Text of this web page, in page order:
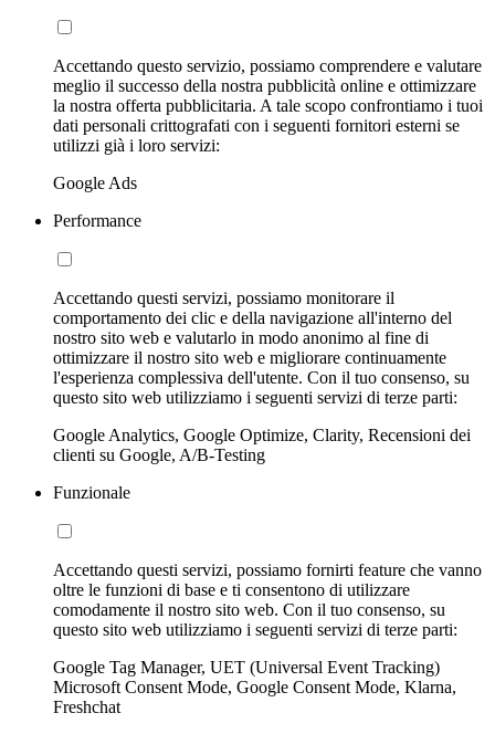
Accettando questo servizio, possiamo comprendere e valutare
meglio il successo della nostra pubblicità online e ottimizzare
la nostra offerta pubblicitaria. A tale scopo confrontiamo i tuoi
dati personali crittografati con i seguenti fornitori esterni se
utilizzi già i loro servizi:
Google Ads
Performance
Accettando questi servizi, possiamo monitorare il
comportamento dei clic e della navigazione all'interno del
nostro sito web e valutarlo in modo anonimo al fine di
ottimizzare il nostro sito web e migliorare continuamente
l'esperienza complessiva dell'utente. Con il tuo consenso, su
questo sito web utilizziamo i seguenti servizi di terze parti:
Google Analytics, Google Optimize, Clarity, Recensioni dei
clienti su Google, A/B-Testing
Funzionale
Accettando questi servizi, possiamo fornirti feature che vanno
oltre le funzioni di base e ti consentono di utilizzare
comodamente il nostro sito web. Con il tuo consenso, su
questo sito web utilizziamo i seguenti servizi di terze parti:
Google Tag Manager, UET (Universal Event Tracking)
Microsoft Consent Mode, Google Consent Mode, Klarna,
Freshchat